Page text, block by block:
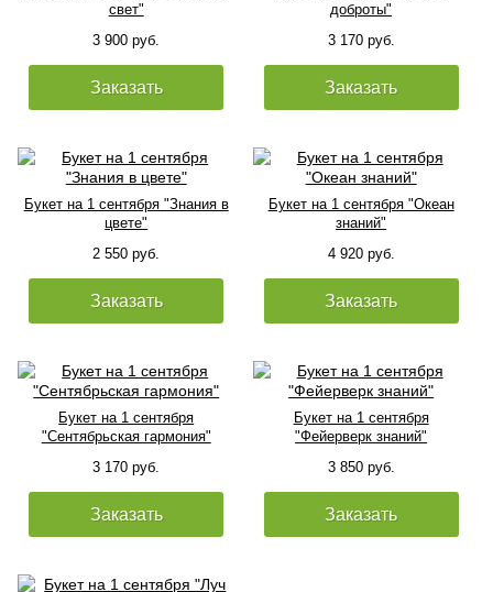
свет"
3 900 руб.
Заказать
доброты"
3 170 руб.
Заказать
Букет на 1 сентября "Знания в
цвете"
2 550 руб.
Заказать
Букет на 1 сентября "Океан
знаний"
4 920 руб.
Заказать
Букет на 1 сентября
"Сентябрьская гармония"
3 170 руб.
Заказать
Букет на 1 сентября
"Фейерверк знаний"
3 850 руб.
Заказать